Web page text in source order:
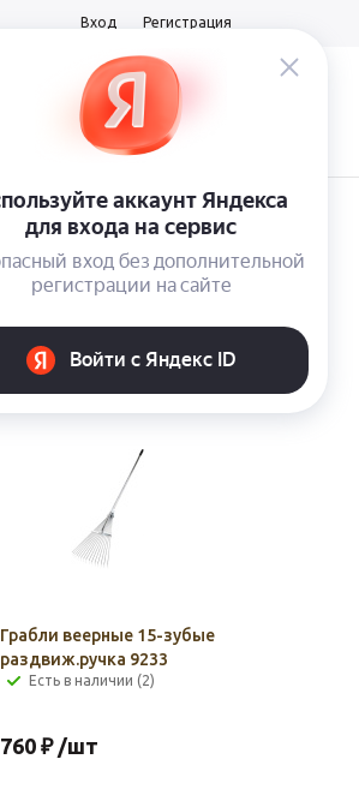
Вход Регистрация
0 0
Корзина
пуста
Грабли веерные 15-зубые
раздвиж.ручка 9233
Есть в наличии (2)
760₽ /шт